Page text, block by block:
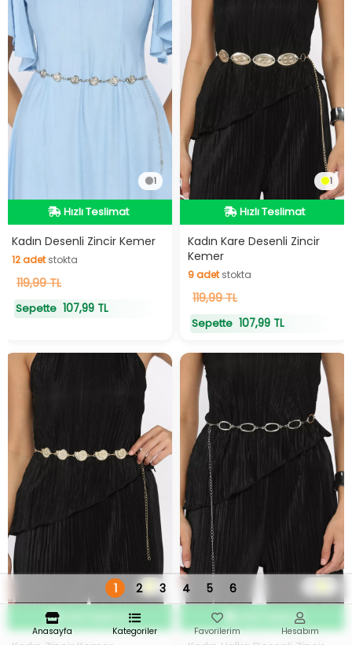
1
Hızlı Teslimat
Hızlı Teslimat
Kadın Desenli Zincir Kemer
12adetstokta
12adetstokta
119,99 TL
Sepette 107,99 TL
1
Hızlı Teslimat
Hızlı Teslimat
Kadın Kare Desenli Zincir
Kemer
9adetstokta
9adetstokta
119,99 TL
Sepette 107,99 TL
Hızlı Teslimat
1 2 3 4 5 6
Anasayfa Kategoriler Favorilerim Hesabım